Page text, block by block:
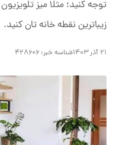
توجه کنید؛ مثلا میز
زیباترین نقطه خانه تان کنید.
۲۱ آذر ۱۴۰۳ شناسه خبر: ۴۲۸۶۰۶